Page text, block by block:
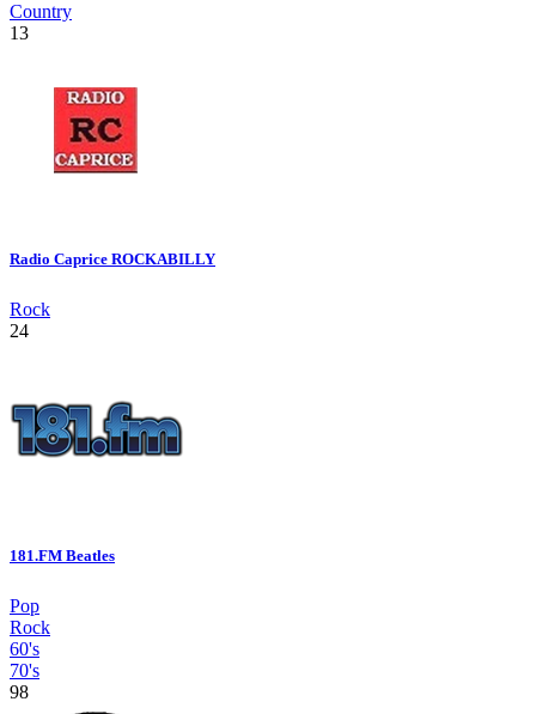
Country
13
Radio Caprice ROCKABILLY
Rock
24
181.FM Beatles
Pop
Rock
60's
70's
98